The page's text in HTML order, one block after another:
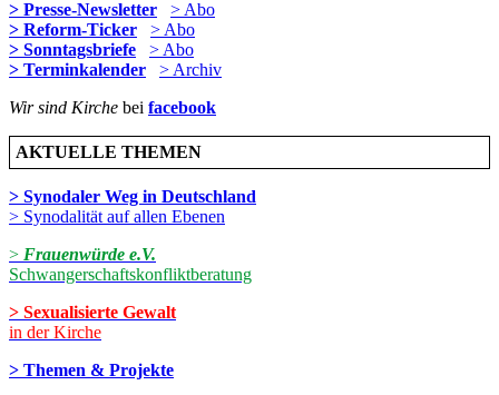
> Presse-Newsletter
> Abo
> Reform-Ticker
> Abo
> Sonntagsbriefe
> Abo
> Terminkalender
> Archiv
Wir sind Kirche bei facebook
AKTUELLE THEMEN
> Synodaler Weg in Deutschland
> Synodalität auf allen Ebenen
> Frauenwürde e.V.
Schwangerschaftskonfliktberatung
> Sexualisierte Gewalt
in der Kirche
> Themen & Projekte